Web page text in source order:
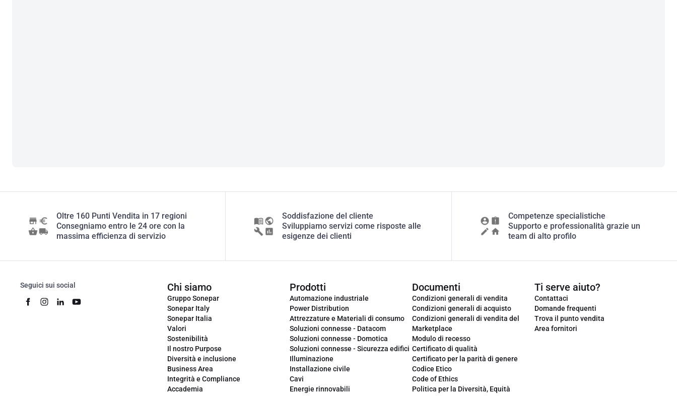
Oltre 160 Punti Vendita in 17 regioni
Consegniamo entro le 24 ore con la
massima efficienza di servizio
Soddisfazione del cliente
Sviluppiamo servizi come risposte alle
esigenze dei clienti
Competenze specialistiche
Supporto e professionalità grazie un
team di alto profilo
Seguici sui social Chi siamo
Gruppo Sonepar
Sonepar Italy
Sonepar Italia
Valori
Sostenibilità
Il nostro Purpose
Diversità e inclusione
Business Area
Integrità e Compliance
Accademia
Prodotti
Automazione industriale
Power Distribution
Attrezzature e Materiali di consumo
Soluzioni connesse - Datacom
Soluzioni connesse - Domotica
Soluzioni connesse - Sicurezza edifici
Illuminazione
Installazione civile
Cavi
Energie rinnovabili
Documenti
Condizioni generali di vendita
Condizioni generali di acquisto
Condizioni generali di vendita del
Marketplace
Modulo di recesso
Certificato di qualità
Certificato per la parità di genere
Codice Etico
Code of Ethics
Politica per la Diversità, Equità
Ti serve aiuto?
Contattaci
Domande frequenti
Trova il punto vendita
Area fornitori